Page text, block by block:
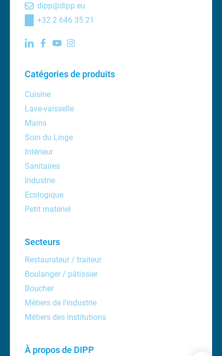
dipp@dipp.eu
+32 2 646 35 21
Catégories de produits
Cuisine
Lave-vaisselle
Mains
Soin du Linge
Intérieur
Sanitaires
Industrie
Ecologique
Petit matériel
Secteurs
Restaurateur / traiteur
Boulanger / pâtissier
Boucher
Métiers de l’industrie
Métiers des institutions
À propos de DIPP